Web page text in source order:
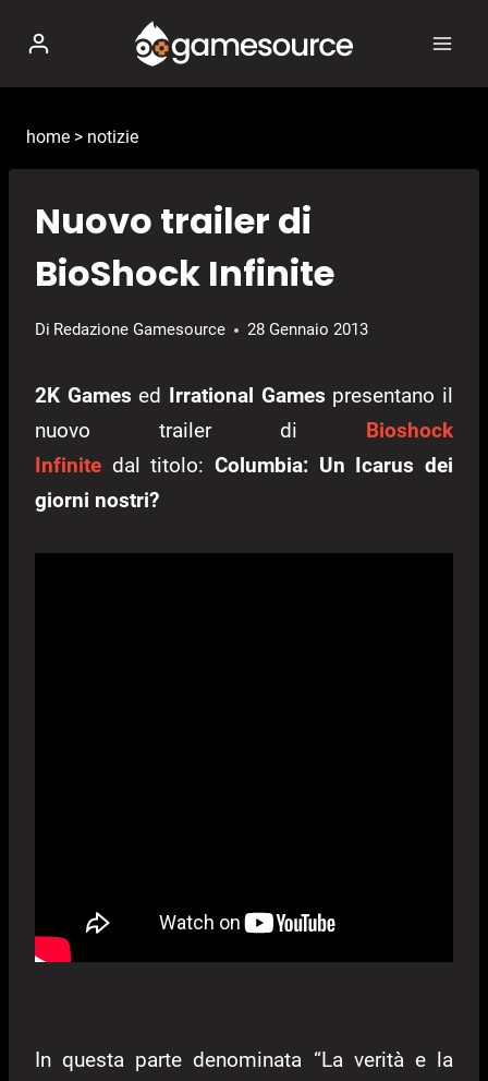
contenuto
home > notizie
Nuovo trailer di
BioShock Infinite
Di Redazione Gamesource 28 Gennaio 2013
2K Games ed Irrational Games presentano il
nuovo trailer di Bioshock
Infinite dal titolo: Columbia: Un Icarus dei
giorni nostri?
In questa parte denominata “La verità e la